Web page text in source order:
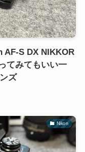
AF-S DX NIKKOR
てみてもいい一
ズ
Nikon